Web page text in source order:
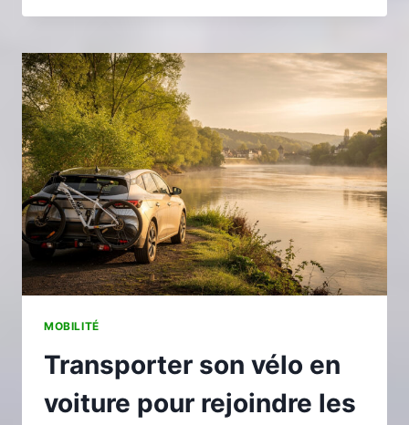
LE
DE
VÉHICULES
ENTRE
DEUX
CONCESSIONS
?
MOBILITÉ
Transporter son vélo en
voiture pour rejoindre les